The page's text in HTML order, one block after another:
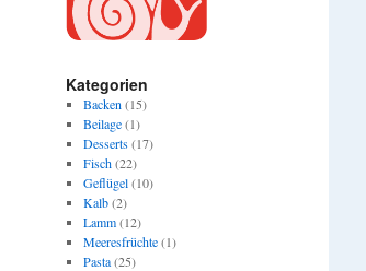
Kategorien
Backen (15)
Beilage(1)
Desserts(17)
Fisch(22)
Geflügel(10)
Kalb(2)
Lamm(12)
Meeresfrüchte(1)
Pasta(25)